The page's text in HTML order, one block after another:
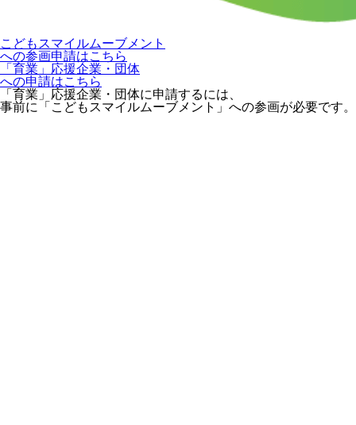
こどもスマイルムーブメント
への参画申請はこちら
「育業」応援企業・団体
への申請はこちら
「育業」応援企業・団体に申請するには、
事前に「こどもスマイルムーブメント」への参画が必要です。